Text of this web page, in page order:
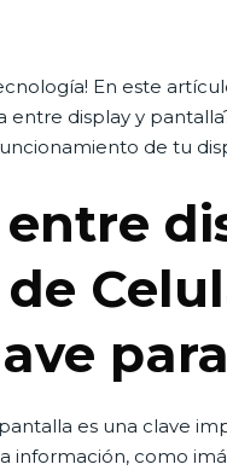
En este
entre display y
de tu
es una clave
información, como